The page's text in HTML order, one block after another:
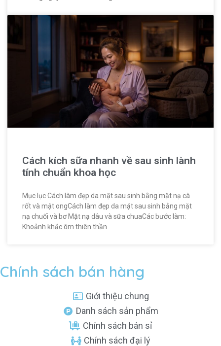
Cách kích sữa nhanh về sau sinh lành
tính chuẩn khoa học
Mục lục Cách làm đẹp da mặt sau sinh bằng mặt nạ cà
rốt và mật ongCách làm đẹp da mặt sau sinh bằng mặt
nạ chuối và bơ Mặt nạ dâu và sữa chuaCác bước làm:
Khoảnh khắc ôm thiên thần
Chính sách bán hàng
Giới thiệu chung
Danh sách sản phẩm
Chính sách bán sỉ
Chính sách đại lý